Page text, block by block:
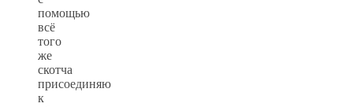
помощью
всё
того
же
скотча
присоединяю
к